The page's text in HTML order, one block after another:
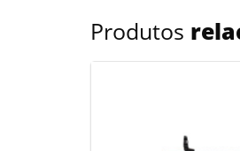
Produtos